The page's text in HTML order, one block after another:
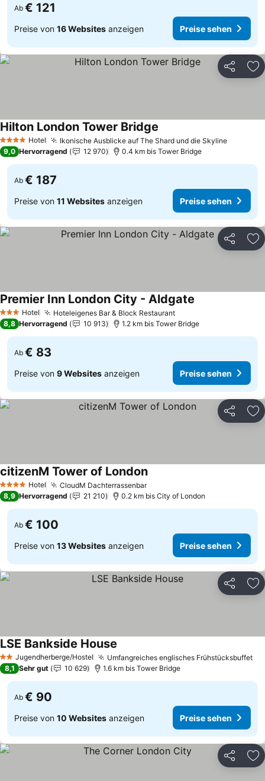
Ab € 121
Preise von 16 Websites anzeigen Preise sehen
Teilen
4 Sterne Hotel Ikonische Ausblicke auf The Shard und die Skyline
Hilton London Tower Bridge
9,0 Hervorragend 12 970 0.4 km bis Tower Bridge
Ab € 187
Preise von 11 Websites anzeigen Preise sehen
Teilen
3 SterneHotel Hoteleigenes Bar & Block Restaurant
Premier Inn London City - Aldgate
8,8 Hervorragend 10 913 1.2 km bis Tower Bridge
Ab € 83
Preise von 9 Websites anzeigen Preise sehen
Teilen
4 Sterne Hotel CloudM Dachterrassenbar
citizenM Tower of London
8,9 Hervorragend 21 210 0.2 km bis City of London
Ab € 100
Preise von 13 Websites anzeigen Preise sehen
Teilen
2 SterneJugendherberge/Hostel Umfangreiches englisches Frühstücksbuffet
LSE Bankside House
8,1 Sehr gut 10 629 1.6 km bis Tower Bridge
Ab € 90
Preise von 10 Websites anzeigen Preise sehen
Teilen